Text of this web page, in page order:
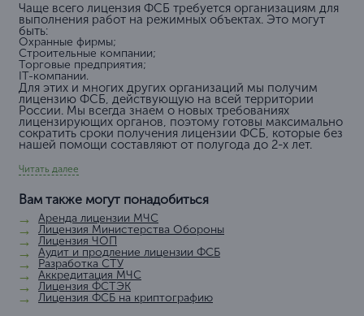
Чаще всего лицензия ФСБ требуется организациям для
выполнения работ на режимных объектах. Это могут
быть:
Охранные фирмы;
Строительные компании;
Торговые предприятия;
IT-компании.
Для этих и многих других организаций мы получим
лицензию ФСБ, действующую на всей территории
России. Мы всегда знаем о новых требованиях
лицензирующих органов, поэтому готовы максимально
сократить сроки получения лицензии ФСБ, которые без
нашей помощи составляют от полугода до 2-х лет.
Читать далее
Вам также могут понадобиться
Аренда лицензии МЧС
Лицензия Министерства Обороны
Лицензия ЧОП
Аудит и продление лицензии ФСБ
Разработка СТУ
Аккредитация МЧС
Лицензия ФСТЭК
Лицензия ФСБ на криптографию